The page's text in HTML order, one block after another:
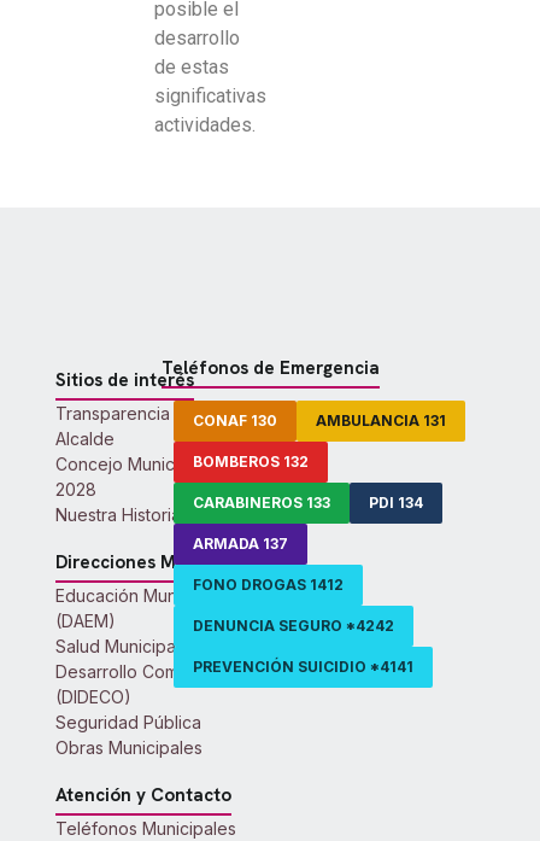
posible el
desarrollo
de estas
significativas
actividades.
Sitios de interés
Transparencia Activa
Alcalde
Concejo Municipal 2024-
2028
Nuestra Historia
Direcciones Municipales
Educación Municipal
(DAEM)
Salud Municipal
Desarrollo Comunitario
(DIDECO)
Seguridad Pública
Obras Municipales
Atención y Contacto
Teléfonos Municipales
Teléfonos de Emergencia
CONAF 130 AMBULANCIA 131
BOMBEROS 132
CARABINEROS 133 PDI 134
ARMADA 137
FONO DROGAS 1412
DENUNCIA SEGURO *4242
PREVENCIÓN SUICIDIO *4141